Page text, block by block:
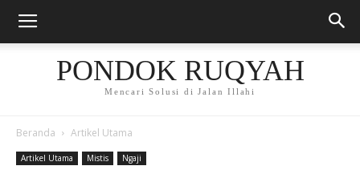
PONDOK RUQYAH
Mencari Solusi di Jalan Illahi
Beranda Artikel Utama
Artikel Utama Mistis Ngaji